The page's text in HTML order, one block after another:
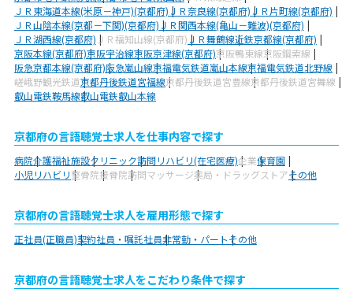
ＪＲ東海道本線(米原－神戸)(京都府)ＪＲ奈良線(京都府)ＪＲ片町線(京都府)
ＪＲ山陰本線(京都－下関)(京都府)ＪＲ関西本線(亀山－難波)(京都府)
ＪＲ湖西線(京都府) ＪＲ福知山線(京都府)ＪＲ舞鶴線近鉄京都線(京都府)
京阪本線(京都府)京阪宇治線京阪京津線(京都府)京阪鴨東線京阪鋼索線
阪急京都本線(京都府)阪急嵐山線京福電気鉄道嵐山本線京福電気鉄道北野線
嵯峨野観光鉄道京都丹後鉄道宮福線京都丹後鉄道宮豊線京都丹後鉄道宮舞線
叡山電鉄鞍馬線叡山電鉄叡山本線
京都府の言語聴覚士求人を仕事内容で探す
病院介護福祉施設クリニック訪問リハビリ(在宅医療)企業保育園
小児リハビリ整骨院接骨院訪問マッサージ薬局・ドラッグストアその他
京都府の言語聴覚士求人を雇用形態で探す
正社員(正職員)契約社員・嘱託社員非常勤・パートその他
京都府の言語聴覚士求人をこだわり条件で探す